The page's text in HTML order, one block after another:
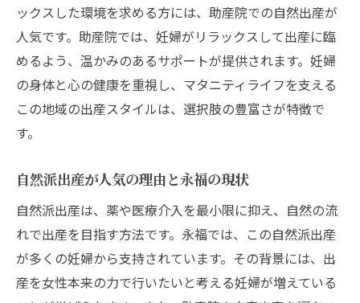
ックスした環境を求める方には、助産院での自然出産が
人気です。助産院では、妊婦がリラックスして出産に臨
めるよう、温かみのあるサポートが提供されます。妊婦
の身体と心の健康を重視し、マタニティライフを支える
この地域の出産スタイルは、選択肢の豊富さが特徴で
す。
自然派出産が人気の理由と永福の現状
自然派出産は、薬や医療介入を最小限に抑え、自然の流
れで出産を目指す方法です。永福では、この自然派出産
が多くの妊婦から支持されています。その背景には、出
産を女性本来の力で行いたいと考える妊婦が増えている